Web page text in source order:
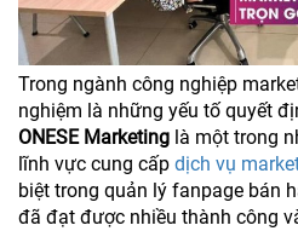
Trong ngành công nghiệp
nghiệm là những yếu tố quyết
ONESE Marketing là một trong
lĩnh vực cung cấp dịch vụ
biệt trong quản lý fanpage bán
đã đạt được nhiều thành công